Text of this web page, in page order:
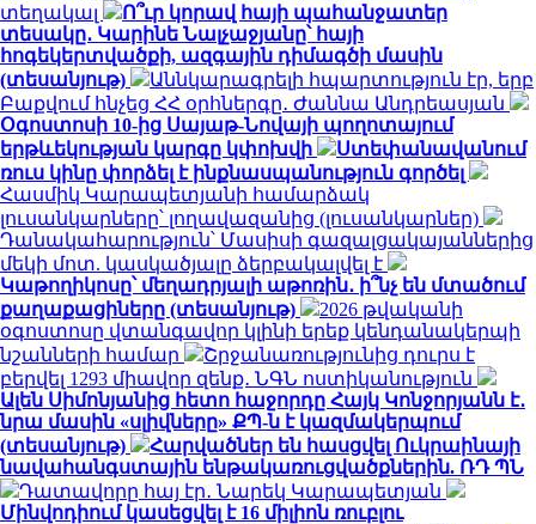
տեղակալ
Ո՞ւր կորավ հայի պահանջատեր
տեսակը․ Կարինե Նալչաջյանը՝ հայի
հոգեկերտվածքի, ազգային դիմագծի մասին
(տեսանյութ)
Աննկարագրելի հպարտություն էր, երբ
Բաքվում հնչեց ՀՀ օրհներգը․ Ժաննա Անդրեասյան
Օգոստոսի 10-ից Սայաթ-Նովայի պողոտայում
երթևեկության կարգը կփոխվի
Ստեփանավանում
ռուս կինը փորձել է ինքնասպանություն գործել
Հասմիկ Կարապետյանի համարձակ
լուսանկարները՝ լողավազանից (լուսանկարներ)
Դանակահարություն՝ Մասիսի գազալցակայաններից
մեկի մոտ. կասկածյալը ձերբակալվել է
Կաթողիկոսը՝ մեղադրյալի աթոռին․ ի՞նչ են մտածում
քաղաքացիները (տեսանյութ)
2026 թվականի
օգոստոսը վտանգավոր կլինի երեք կենդանակերպի
նշանների համար
Շրջանառությունից դուրս է
բերվել 1293 միավոր զենք․ ՆԳՆ ոստիկանություն
Ալեն Սիմոնյանից հետո հաջորդը Հայկ Կոնջորյանն է․
նրա մասին «սլիվները» ՔՊ-ն է կազմակերպում
(տեսանյութ)
Հարվածներ են հասցվել Ուկրաինայի
նավահանգստային ենթակառուցվածքներին. ՌԴ ՊՆ
Դատավորը հայ էր․ Նարեկ Կարապետյան
Մինվոդիում կասեցվել է 16 միլիոն ռուբլու